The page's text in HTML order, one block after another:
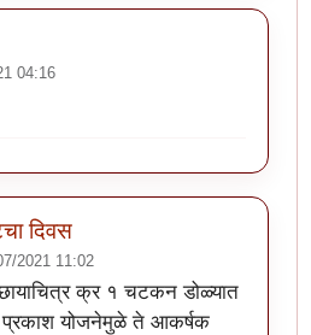
04:16
दिवस
2021 11:02
क्र १ चटकन डोळ्यात
प्रकाश योजनेमुळे ते आकर्षक